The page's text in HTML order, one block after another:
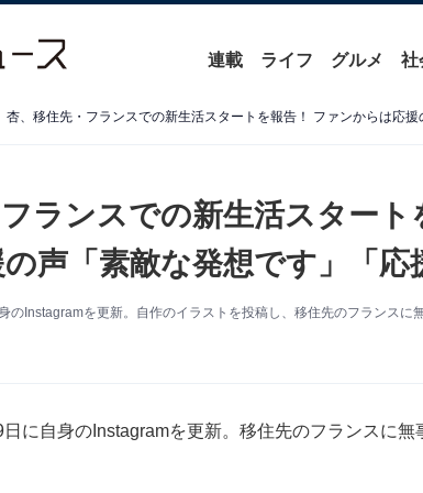
連載 ライフ グルメ 社
ランスでの新生活スタート
声「素敵な発想です」「応
のInstagramを更新。自作のイラストを投稿し、移住先のフランスに
に自身のInstagramを更新。移住先のフランスに無